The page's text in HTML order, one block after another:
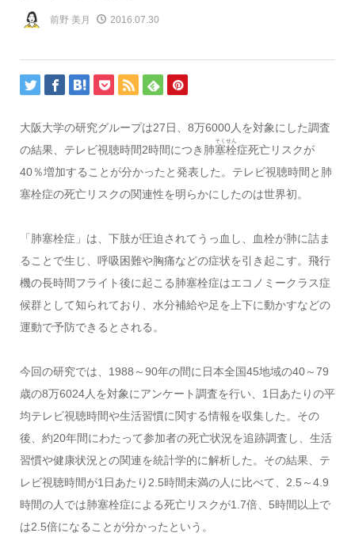
前野 美月 2016.07.30
大阪大学の研究グループは27日、8万6000人を対象にした調査
の結果、テレビ視聴時間2時間につき肺塞栓
そくせん
症死亡リスクが
40％増加することが分かったと発表した。テレビ視聴時間と肺
塞栓症の死亡リスクの関連性を明らかにしたのは世界初。
「肺塞栓症」は、下肢が圧迫されてうっ血し、血栓が肺に詰ま
ることで生じ、呼吸困難や胸痛などの症状を引き起こす。飛行
機の長時間フライト後に起こる肺塞栓症はエコノミークラス症
候群として知られており、水分補給や足を上下に動かすなどの
運動で予防できるとされる。
今回の研究では、1988～90年の間に日本全国45地域の40～79
歳の8万6024人を対象にアンケート調査を行い、1日あたりの平
均テレビ視聴時間や生活習慣に関する情報を収集した。その
後、約20年間にわたって参加者の死亡状況を追跡調査し、生活
習慣や健康状況との関連を統計学的に解析した。その結果、テ
レビ視聴時間が1日あたり2.5時間未満の人に比べて、2.5～4.9
時間の人では肺塞栓症による死亡リスクが1.7倍、5時間以上で
は2.5倍になることが分かったという。